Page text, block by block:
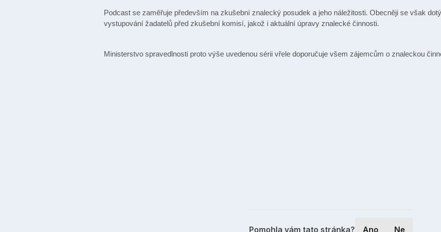
Podcast se zaměřuje především na zkušební znalecký posudek a jeho náležitosti. Obecněji se však
vystupování žadatelů před zkušební komisí, jakož i aktuální úpravy znalecké činnosti.
Ministerstvo spravedlnosti proto výše uvedenou sérii vřele doporučuje všem zájemcům o znaleckou
Pomohla vám tato stránka? Ano Ne